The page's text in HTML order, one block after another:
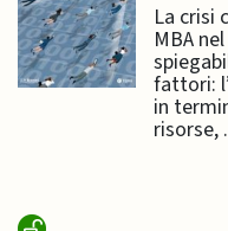
La crisi
MBA
fattori:
in
risorse,